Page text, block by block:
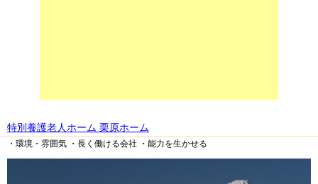
特別養護老人ホーム 栗原ホーム
・環境・雰囲気 ・長く働ける会社 ・能力を生かせる